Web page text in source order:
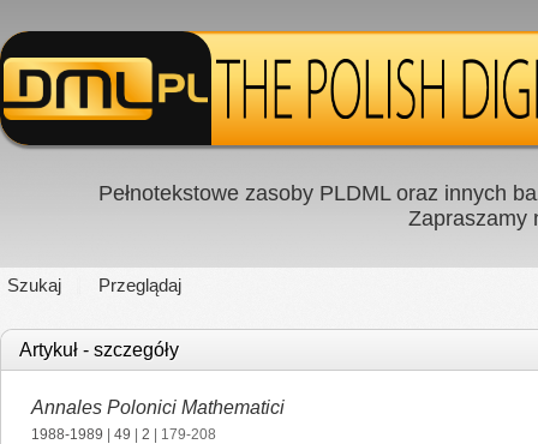
Pełnotekstowe zasoby PLDML oraz innych
Zapraszamy
Szukaj Przeglądaj
Artykuł - szczegóły
Annales Polonici Mathematici
1988-1989 49 2 | 179-208